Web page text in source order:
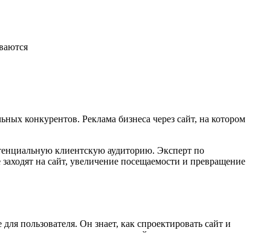
конкурентов. Реклама бизнеса через сайт, на котором
клиентскую аудиторию. Эксперт по
на сайт, увеличение посещаемости и превращение
пользователя. Он знает, как спроектировать сайт и